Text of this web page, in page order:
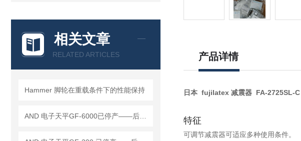
相关文章
RELATED ARTICLES
Hammer 脚轮在重载条件下的性能保持
产品详情
日本 fujilatex 减震器 FA-2725SL-C
特征
可调节减震器可适应多种使用条件。